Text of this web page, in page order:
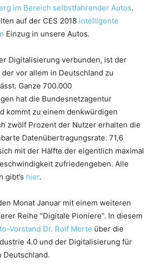
im Bereich selbstfahrender Autos.
auf der CES 2018 intelligente
Einzug in unsere Autos.
Digitalisierung verbunden, ist der
vor allem in Deutschland zu
Ganze 700.000
hat die Bundesnetzagentur
kommt zu einem denkwürdigen
zwölf Prozent der Nutzer erhalten die
Datenübertragungsrate. 71,6
mit der Hälfte der eigentlich maximal
zufriedengeben. Alle
gibt’s hier.
Monat Januar mit einem weiteren
Reihe “Digitale Pioniere”. In diesem
Vorstand Dr. Rolf Merte über die
4.0 und der Digitalisierung für
Deutschland.